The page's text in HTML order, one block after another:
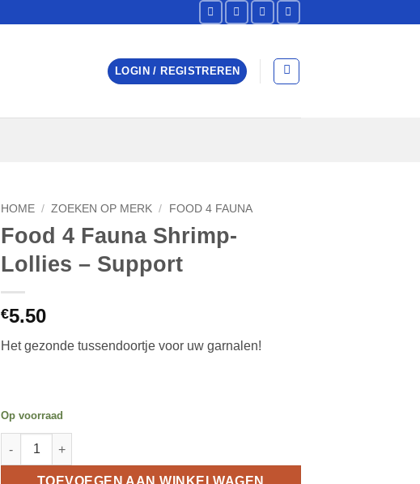
LOGIN / REGISTREREN
HOME / ZOEKEN OP MERK / FOOD 4 FAUNA
Food 4 Fauna Shrimp-
Lollies – Support
€5.50
Het gezonde tussendoortje voor uw garnalen!
Op voorraad
Food 4 Fauna Shrimp-Lollies - Support aantal